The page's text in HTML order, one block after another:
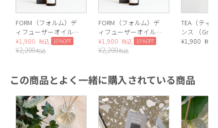
FORM（フォルム）デ
ィフューザーオイル
100ml（Woody）
¥1,980 税込 10%OFF
¥2,200税込
FORM（フォルム）デ
ィフューザーオイル
100ml（Musk）
¥1,980 税込 10%OFF
¥2,200税込
TEA（ティ
ンス （
¥1,980 税込
この商品とよく一緒に購入されている商品